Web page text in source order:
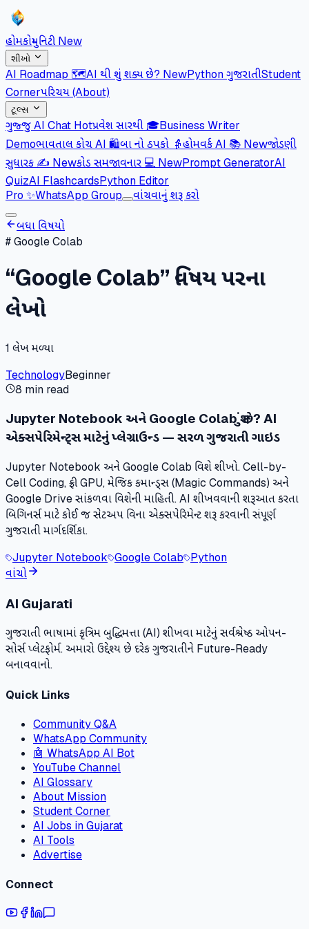
હોમકોમ્યુનિટી New
શીખો
AI Roadmap 🗺️AI થી શું શક્ય છે? NewPython ગુજરાતીStudent
Cornerપરિચય (About)
ટૂલ્સ
ગુજ્જુ AI Chat Hotપ્રવેશ સારથી 🎓Business Writer
Demoભાવતાલ કોચ AI 🛍️બા નો ઠપકો 👵હોમવર્ક AI 📚 Newજોડણી
સુધારક ✍️ Newકોડ સમજાવનાર 💻 NewPrompt GeneratorAI
QuizAI FlashcardsPython Editor
Pro ✨WhatsApp Group વાંચવાનું શરૂ કરો
બધા વિષયો
#Google Colab
“Google Colab” વિષય પરના
લેખો
1 લેખ મળ્યા
TechnologyBeginner
8 min read
Jupyter Notebook અને Google Colab શું છે? AI
એક્સપેરિમેન્ટ્સ માટેનું પ્લેગ્રાઉન્ડ — સરળ ગુજરાતી ગાઇડ
Jupyter Notebook અને Google Colab વિશે શીખો. Cell-by-
Cell Coding, ફ્રી GPU, મેજિક કમાન્ડ્સ (Magic Commands) અને
Google Drive સાંકળવા વિશેની માહિતી. AI શીખવવાની શરૂઆત કરતા
બિગિનર્સ માટે કોઈ જ સેટઅપ વિના એક્સપેરિમેન્ટ શરૂ કરવાની સંપૂર્ણ
ગુજરાતી માર્ગદર્શિકા.
Jupyter Notebook Google Colab Python
વાંચો
AI Gujarati
ગુજરાતી ભાષામાં કૃત્રિમ બુદ્ધિમત્તા (AI) શીખવા માટેનું સર્વશ્રેષ્ઠ ઓપન-
સોર્સ પ્લેટફોર્મ. અમારો ઉદ્દેશ્ય છે દરેક ગુજરાતીને Future-Ready
બનાવવાનો.
Quick Links
Community Q&A
WhatsApp Community
🤖 WhatsApp AI Bot
YouTube Channel
AI Glossary
About Mission
Student Corner
AI Jobs in Gujarat
AI Tools
Advertise
Connect